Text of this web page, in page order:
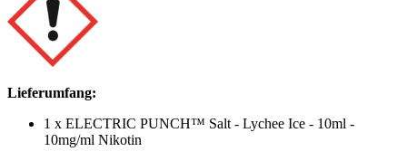
Lieferumfang:
1 x ELECTRIC PUNCH™ Salt - Lychee Ice - 10ml -
10mg/ml Nikotin